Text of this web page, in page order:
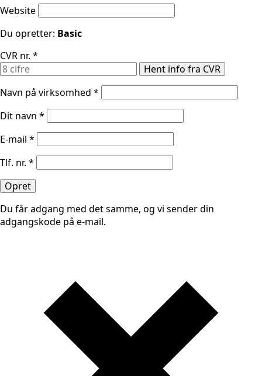
Website
Du opretter: Basic
CVR nr. *
Hent info fra CVR
Navn på virksomhed *
Dit navn *
E-mail *
Tlf. nr. *
Opret
Du får adgang med det samme, og vi sender din
adgangskode på e-mail.